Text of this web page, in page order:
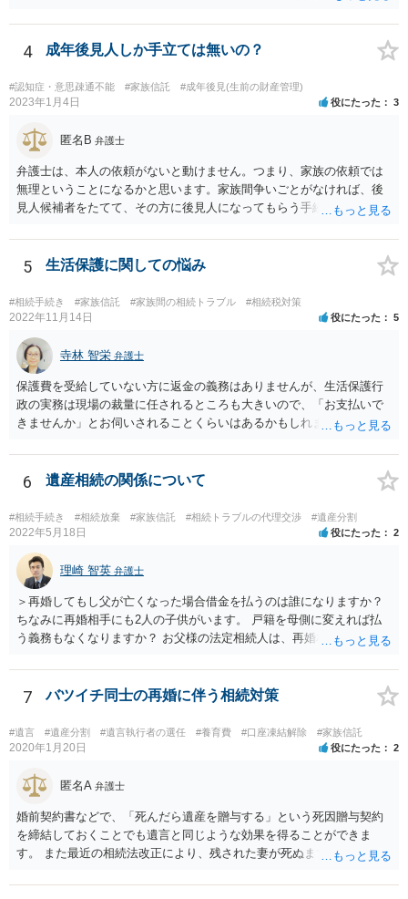
4 成年後見人しか手立ては無いの？
#認知症・意思疎通不能 #家族信託 #成年後見(生前の財産管理)
2023年1月4日 役にたった 3
匿名B 弁護士
弁護士は、本人の依頼がないと動けません。つまり、家族の依頼では
無理ということになるかと思います。家族間争いごとがなければ、後
見人候補者をたてて、その方に後見人になってもらう手続をすすめた
5 生活保護に関しての悩み
#相続手続き #家族信託 #家族間の相続トラブル #相続税対策
2022年11月14日 役にたった 5
寺林 智栄 弁護士
保護費を受給していない方に返金の義務はありませんが、生活保護行
政の実務は現場の裁量に任されるところも大きいので、「お支払いで
きませんか」とお伺いされることくらいはあるかもしれません。 通報
考えてご判断いただくのが良いと思います。
6 遺産相続の関係について
#相続手続き #相続放棄 #家族信託 #相続トラブルの代理交渉 #遺産分割
2022年5月18日 役にたった 2
理崎 智英 弁護士
＞再婚してもし父が亡くなった場合借金を払うのは誰になりますか？
ちなみに再婚相手にも2人の子供がいます。 戸籍を母側に変えれば払
う義務もなくなりますか？ お父様の法定相続人は、再婚相手とご相談
戸籍がどこにあるのかは関係ありません。 ただし、お父様が亡くなっ
たことを知ってから３か月以内に家庭裁判所にて「相続放棄」の手続
7 バツイチ同士の再婚に伴う相続対策
#遺言 #遺産分割 #遺言執行者の選任 #養育費 #口座凍結解除 #家族信託
2020年1月20日 役にたった 2
匿名A 弁護士
婚前契約書などで、「死んだら遺産を贈与する」という死因贈与契約
を締結しておくことでも遺言と同じような効果を得ることができま
す。 また最近の相続法改正により、残された妻が死ぬまで家に住み続
で、その制度を活用する方法も考えられます。 もし契約書の作成まで